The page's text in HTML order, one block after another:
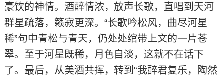
豪饮的神情。酒醉情浓，放声长歌，直唱到天河
群星疏落，籁寂更深。“长歌吟松风，曲尽河星
稀”句中青松与青天，仍处处绾带上文的一片苍
翠。至于河星既稀，月色自淡，这就不在话下
了。最后，从美酒共挥，转到“我醉君复乐，陶然